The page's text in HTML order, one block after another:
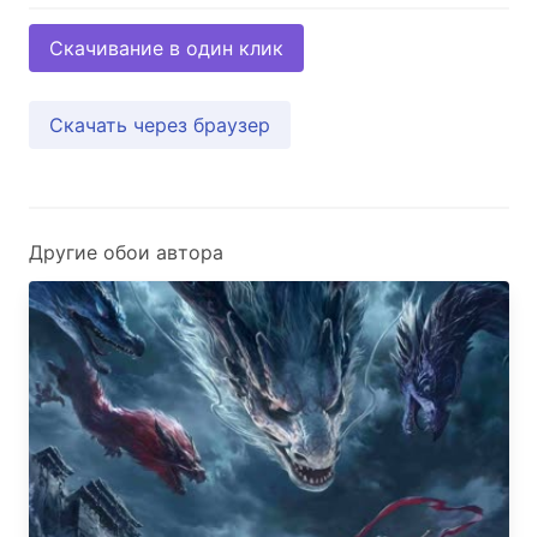
Скачивание в один клик
Скачать через браузер
Другие обои автора